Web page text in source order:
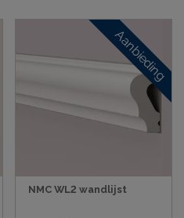
Aanbieding
NMC WL2 wandlijst